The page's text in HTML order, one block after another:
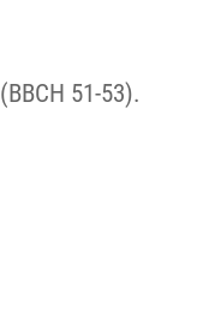
51-53).